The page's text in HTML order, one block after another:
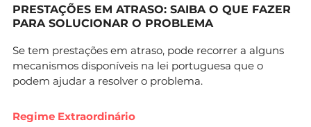
PRESTAÇÕES EM ATRASO: SAIBA O QUE FAZER
PARA SOLUCIONAR O PROBLEMA
Se tem prestações em atraso, pode recorrer a alguns
mecanismos disponíveis na lei portuguesa que o
podem ajudar a resolver o problema.
Regime Extraordinário